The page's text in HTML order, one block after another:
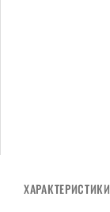
ХАРАКТЕРИСТИКИ